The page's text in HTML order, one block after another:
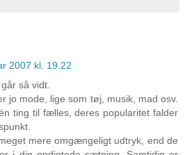
2007 kl. 19.22
så vidt.
jo mode, lige som tøj, musik, mad osv.
ting til fælles, deres popularitet falder
mere omgængeligt udtryk, end de